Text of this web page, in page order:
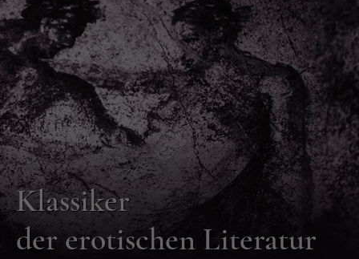
Klassiker
der erotischen Literatur